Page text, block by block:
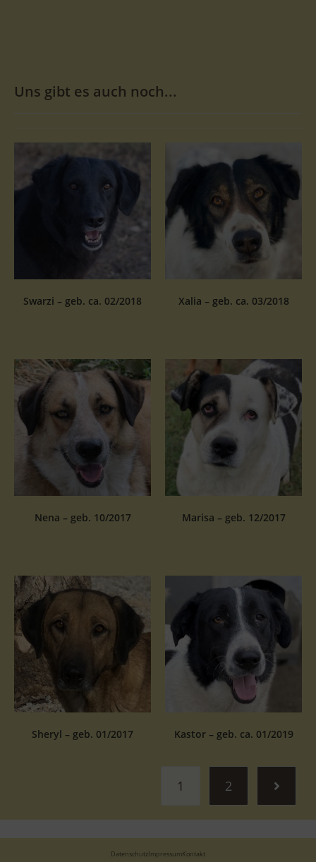
Uns gibt es auch noch...
Swarzi – geb. ca. 02/2018 Xalia – geb. ca. 03/2018
Nena – geb. 10/2017 Marisa – geb. 12/2017
Sheryl – geb. 01/2017 Kastor – geb. ca. 01/2019
1 2
DatenschutzImpressumKontakt